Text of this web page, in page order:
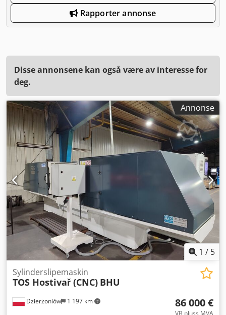
Rapporter annonse
Disse annonsene kan også være av interesse for
deg.
Annonse
1 / 5
Dzierżoniów 1 197 km
Sylinderslipemaskin
TOS Hostivař (CNC) BHU
86 000 €